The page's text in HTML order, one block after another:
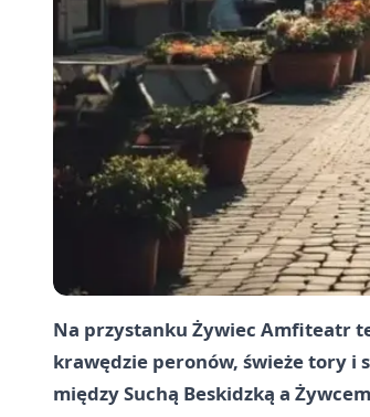
Na przystanku Żywiec Amfiteatr
krawędzie peronów, świeże tory i
między Suchą Beskidzką a